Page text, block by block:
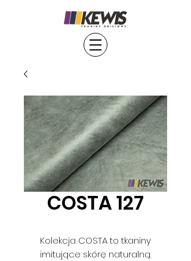
COSTA 127
Kolekcja COSTA to tkaniny
imitujące skórę naturalną.